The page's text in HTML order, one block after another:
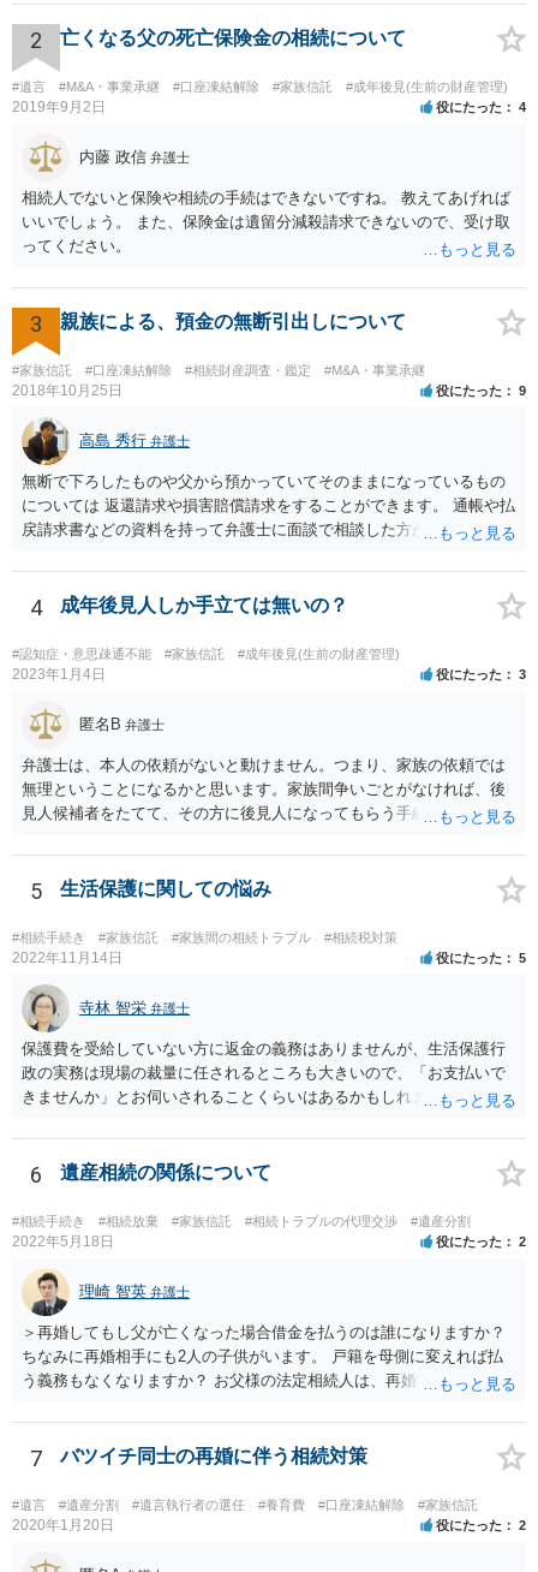
相続人おられるということであれば、他の相続人との協議が必要とな
るところです。 また、当該点とは別にご主人から貸付ではなく贈与で
あると主張される可能性がございます。 その場合には、貸付であるこ
とを伺わせる事情をどれだけ積み重ねることが出来るか、というとこ
ろとなります。 返済の事実や、返済を約束するメール等です。 金額の
おく方が宜しいかと思います。 緊急という訳ではないかと思います
目に弁護士を入れられることを御検討頂くと良いかと思います。
2 亡くなる父の死亡保険金の相続について
#遺言 #M&A・事業承継 #口座凍結解除 #家族信託 #成年後見(生前の財産管理)
2019年9月2日 役にたった 4
内藤 政信 弁護士
相続人でないと保険や相続の手続はできないですね。 教えてあげれば
いいでしょう。 また、保険金は遺留分減殺請求できないので、受け取
ってください。
3 親族による、預金の無断引出しについて
#家族信託 #口座凍結解除 #相続財産調査・鑑定 #M&A・事業承継
2018年10月25日 役にたった 9
高島 秀行 弁護士
無断で下ろしたものや父から預かっていてそのままになっているもの
については 返還請求や損害賠償請求をすることができます。 通帳や払
戻請求書などの資料を持って弁護士に面談で相談した方がよいと思い
4 成年後見人しか手立ては無いの？
#認知症・意思疎通不能 #家族信託 #成年後見(生前の財産管理)
2023年1月4日 役にたった 3
匿名B 弁護士
弁護士は、本人の依頼がないと動けません。つまり、家族の依頼では
無理ということになるかと思います。家族間争いごとがなければ、後
見人候補者をたてて、その方に後見人になってもらう手続をすすめた
5 生活保護に関しての悩み
#相続手続き #家族信託 #家族間の相続トラブル #相続税対策
2022年11月14日 役にたった 5
寺林 智栄 弁護士
保護費を受給していない方に返金の義務はありませんが、生活保護行
政の実務は現場の裁量に任されるところも大きいので、「お支払いで
きませんか」とお伺いされることくらいはあるかもしれません。 通報
考えてご判断いただくのが良いと思います。
6 遺産相続の関係について
#相続手続き #相続放棄 #家族信託 #相続トラブルの代理交渉 #遺産分割
2022年5月18日 役にたった 2
理崎 智英 弁護士
＞再婚してもし父が亡くなった場合借金を払うのは誰になりますか？
ちなみに再婚相手にも2人の子供がいます。 戸籍を母側に変えれば払
う義務もなくなりますか？ お父様の法定相続人は、再婚相手とご相談
戸籍がどこにあるのかは関係ありません。 ただし、お父様が亡くなっ
たことを知ってから３か月以内に家庭裁判所にて「相続放棄」の手続
7 バツイチ同士の再婚に伴う相続対策
#遺言 #遺産分割 #遺言執行者の選任 #養育費 #口座凍結解除 #家族信託
2020年1月20日 役にたった 2